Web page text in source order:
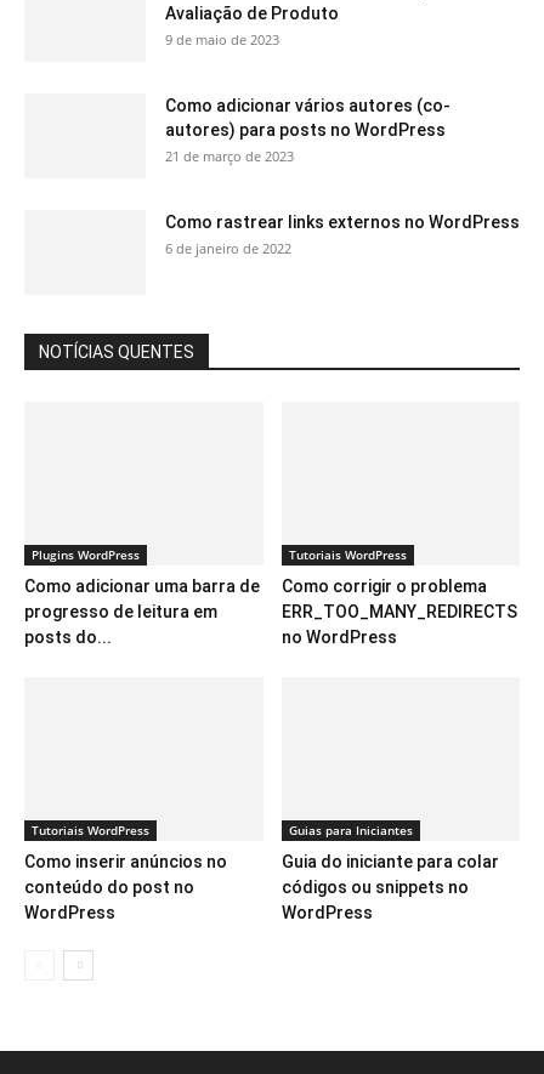
Avaliação de Produto
9 de maio de 2023
Como adicionar vários autores (co-
autores) para posts no WordPress
21 de março de 2023
Como rastrear links externos no WordPress
6 de janeiro de 2022
NOTÍCIAS QUENTES
Plugins WordPress
Como adicionar uma barra de
progresso de leitura em
posts do...
Tutoriais WordPress
Como corrigir o problema
ERR_TOO_MANY_REDIRECTS
no WordPress
Tutoriais WordPress
Como inserir anúncios no
conteúdo do post no
WordPress
Guias para Iniciantes
Guia do iniciante para colar
códigos ou snippets no
WordPress